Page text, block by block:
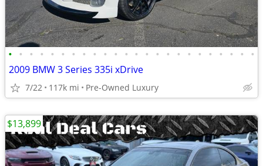
• • • • • • • • • • • • • • • • • • • • • • • •
2009 BMW 3 Series 335i xDrive
7/22 117k mi Pre-Owned Luxury
$13,899